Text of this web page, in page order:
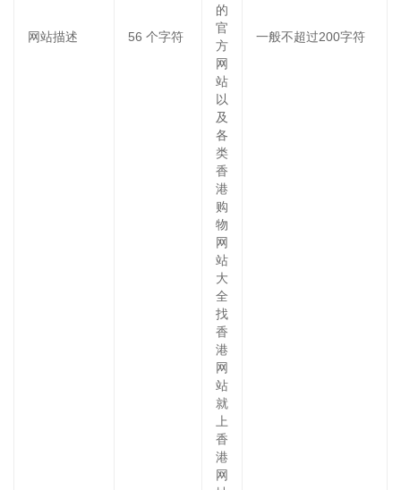
网站描述 56 个字符
的
官
方
网
站
以
及
各
类
香
港
购
物
网
站
大
全
找
香
港
网
站
就
上
香
港
网
一般不超过200字符